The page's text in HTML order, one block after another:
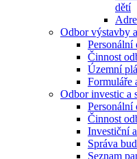
dětí
Odbor výstavby
Personální
Činnost
Územní
Formuláře
Odbor investic a
Personální
Činnost
Investiční
Správa
Seznam